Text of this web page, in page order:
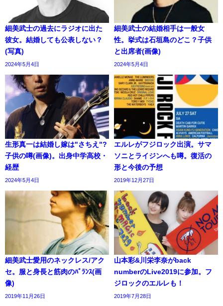
細美武士の過去にラジオに出た
彼女。結婚しても公表しない？
(写真)
2024年5月4日
細美武士の結婚相手は一般女
性。挙式は石垣島のどこ？子供
と出席者(画像)
2024年5月4日
生形真一は結婚し嫁は"さちえ"?
子供の噂(画像)。出身中学高校・
経歴
2024年5月4日
エルレがフジロック出演。サマ
ソニとライジンへも噂。復活の
形と今後の予想
2019年12月27日
細美武士愛用のネックレス/アク
セ。服と身長と筋肉のﾊﾞﾗﾝｽ(画
像)
2019年11月26日
山本彩&川栄李奈がback
numberのLive2019に参加。フ
ジロックのエルレも！
2019年7月28日